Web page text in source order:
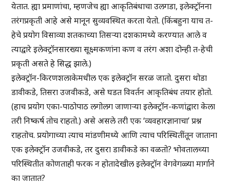
येतात. ह्या प्रमाणांचा, म्हणजेच ह्या आकृतिबंधाचा उलगडा, इलेक्ट्रॉनना
तरंगप्रकृती आहे असे मानून सुव्यवस्थित करता येतो. (किंबहुना याच त-
हेचे प्रयोग विसाव्या शतकाच्या तिसऱ्या दशकामध्ये करण्यात आले व
त्याद्वारे इलेक्ट्रॉनसारख्या सूक्ष्मकणांना कण व तरंग अशा दोन्ही त-हेची
प्रकृती असते हे सिद्ध झाले.)
इलेक्ट्रॉन-किरणशलाकेमधील एक इलेक्ट्रॉन सरळ जातो. दुसरा थोडा
डावीकडे, तिसरा उजवीकडे, असे घडत विवर्तन आकृतिबंध तयार होतो.
(हाच प्रयोग एका-पाठोपाठ लगोलग जाणाऱ्या इलेक्ट्रॉन-कणांद्वारा केला
तरी निष्कर्ष तोच राहतो.) असे असले तरी एक ‘व्यवहारज्ञानाचा’ प्रश्न
राहतोच. प्रयोगाच्या त्याच मांडणीमध्ये आणि त्याच परिस्थितींतून जाताना
एक इलेक्ट्रॉन उजवीकडे, तर दुसरा डावीकडे का वळतो? भोवतालच्या
परिस्थितीत कोणताही फरक न होतादेखील इलेक्ट्रॉन वेगवेगळ्या मार्गाने
का जातात?